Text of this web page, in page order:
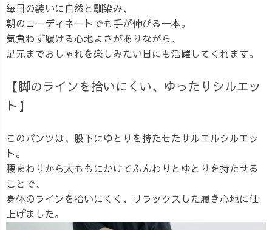
毎日の装いに自然と馴染み、
朝のコーディネートでも手が伸びる一本。
気負わず履ける心地よさがありながら、
足元までおしゃれを楽しみたい日にも活躍してくれます。
【脚のラインを拾いにくい、ゆったりシルエッ
ト】
このパンツは、股下にゆとりを持たせたサルエルシルエッ
ト。
腰まわりから太ももにかけてふんわりとゆとりを持たせる
ことで、
身体のラインを拾いにくく、リラックスした履き心地に仕
上げました。